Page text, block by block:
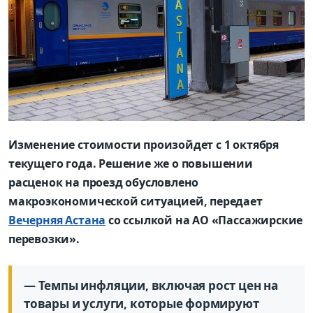
Изменение стоимости произойдет с 1 октября
текущего года. Решение же о повышении
расценок на проезд обусловлено
макроэкономической ситуацией, передает
Вечерняя Астана со ссылкой на АО «Пассажирские
перевозки».
— Темпы инфляции, включая рост цен на
товары и услуги, которые формируют